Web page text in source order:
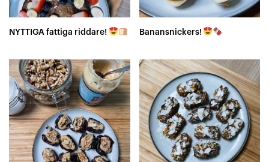
NYTTIGA fattiga riddare! Banansnickers!